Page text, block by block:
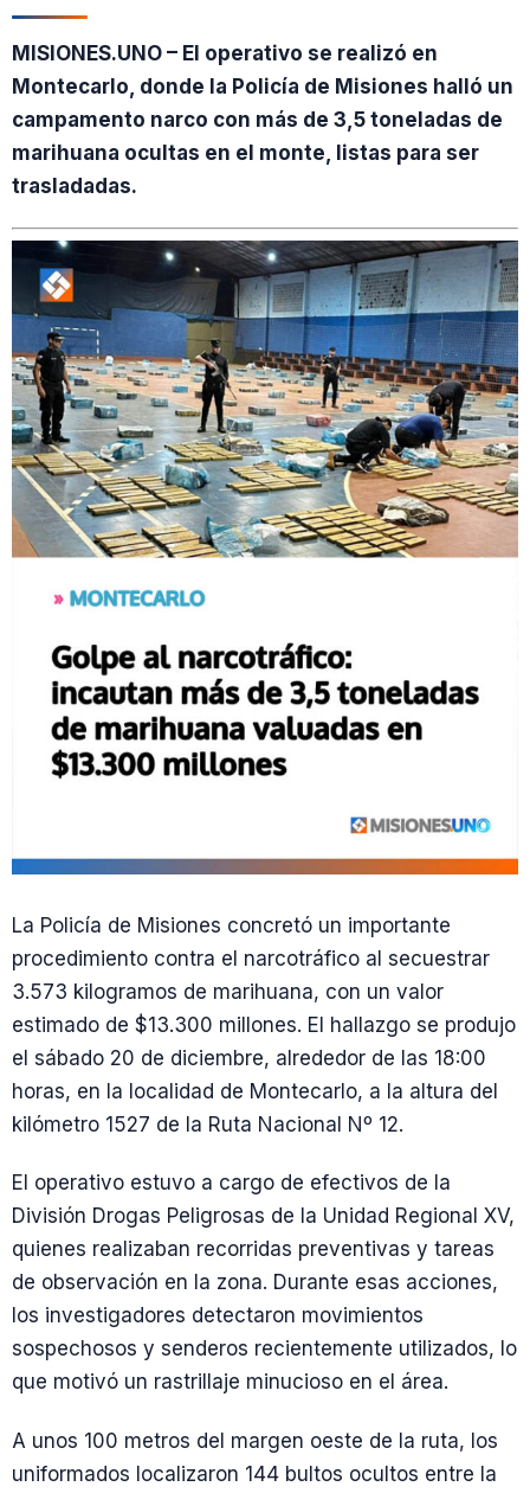
MISIONES.UNO – El operativo se realizó en
Montecarlo, donde la Policía de Misiones halló un
campamento narco con más de 3,5 toneladas de
marihuana ocultas en el monte, listas para ser
trasladadas.
La Policía de Misiones concretó un importante
procedimiento contra el narcotráfico al secuestrar
3.573 kilogramos de marihuana, con un valor
estimado de $13.300 millones. El hallazgo se produjo
el sábado 20 de diciembre, alrededor de las 18:00
horas, en la localidad de Montecarlo, a la altura del
kilómetro 1527 de la Ruta Nacional Nº 12.
El operativo estuvo a cargo de efectivos de la
División Drogas Peligrosas de la Unidad Regional XV,
quienes realizaban recorridas preventivas y tareas
de observación en la zona. Durante esas acciones,
los investigadores detectaron movimientos
sospechosos y senderos recientemente utilizados, lo
que motivó un rastrillaje minucioso en el área.
A unos 100 metros del margen oeste de la ruta, los
uniformados localizaron 144 bultos ocultos entre la